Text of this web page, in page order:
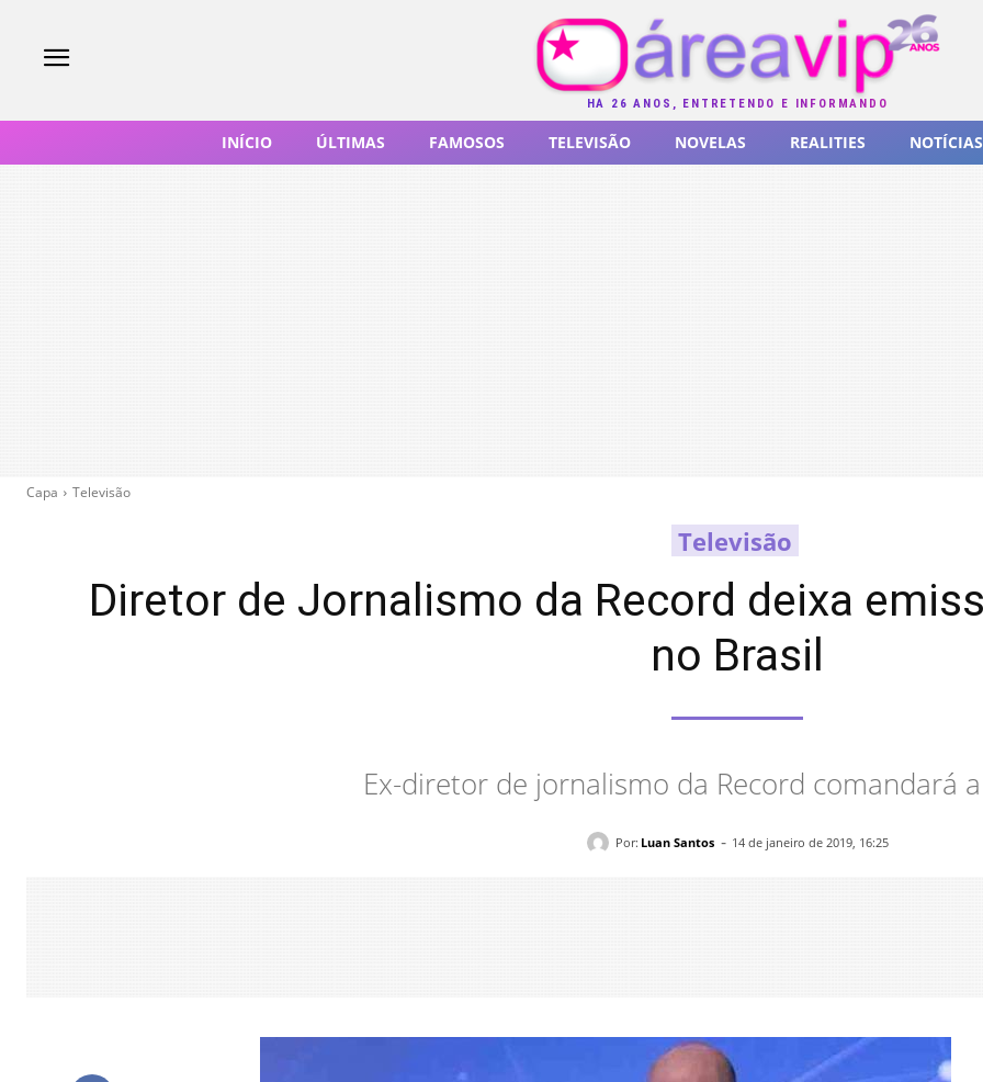
HÁ 26 ANOS, ENTRETENDO E INFORMANDO
INÍCIO ÚLTIMAS FAMOSOS TELEVISÃO NOVELAS REALITIES NOTÍCIAS
Capa Televisão
Televisão
Diretor de Jornalismo da Record deixa
no Brasil
Ex-diretor de jornalismo da Record comandará
Por: Luan Santos - 14 de janeiro de 2019, 16:25